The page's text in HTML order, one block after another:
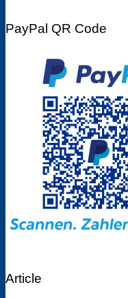
PayPal QR Code
Article